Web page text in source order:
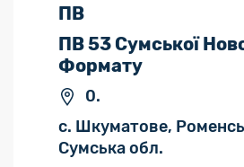
ПВ
ПВ 53 Сумської
Формату
0.
с. Шкуматове,
Сумська обл.